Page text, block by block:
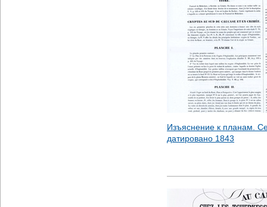
Изъяснение к планам.
датировано 1843